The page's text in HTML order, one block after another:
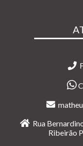
Rua
Ribeirão